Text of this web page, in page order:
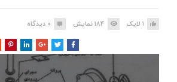
1 لایک 184نمایش 0 دیدگاه